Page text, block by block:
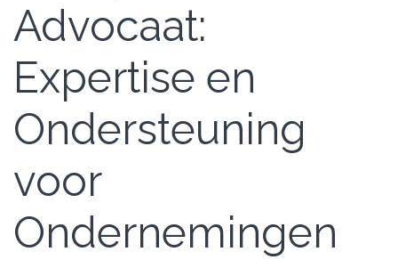
Advocaat:
Expertise en
Ondersteuning
voor
Ondernemingen